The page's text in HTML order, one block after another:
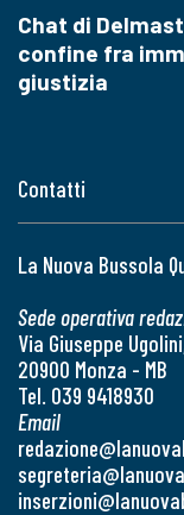
Contatti
La Nuova Bussola
Sede operativa
Via Giuseppe
20900 Monza - MB
Tel. 039 9418930
Email
Chat di
confine fra
giustizia